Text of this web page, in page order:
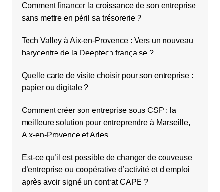
Comment financer la croissance de son entreprise
sans mettre en péril sa trésorerie ?
Tech Valley à Aix-en-Provence : Vers un nouveau
barycentre de la Deeptech française ?
Quelle carte de visite choisir pour son entreprise :
papier ou digitale ?
Comment créer son entreprise sous CSP : la
meilleure solution pour entreprendre à Marseille,
Aix-en-Provence et Arles
Est-ce qu’il est possible de changer de couveuse
d’entreprise ou coopérative d’activité et d’emploi
après avoir signé un contrat CAPE ?